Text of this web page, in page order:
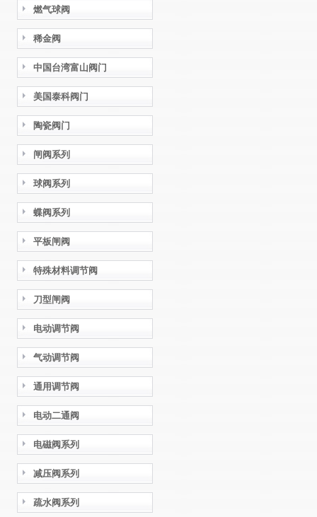
燃气球阀
稀金阀
中国台湾富山阀门
美国泰科阀门
陶瓷阀门
闸阀系列
球阀系列
蝶阀系列
平板闸阀
特殊材料调节阀
刀型闸阀
电动调节阀
气动调节阀
通用调节阀
电动二通阀
电磁阀系列
减压阀系列
疏水阀系列